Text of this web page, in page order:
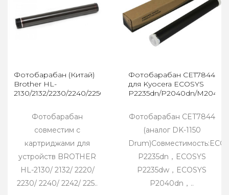
Фотобарабан (Китай)
Brother HL-
2130/2132/2230/2240/2250/2270/2280
Фотобарабан
совместим с
картриджами для
устройств BROTHER
HL-2130/ 2132/ 2220/
2230/ 2240/ 2242/ 225..
Фотобарабан CET7844
для Kyocera ECOSYS
P2235dn/P2040dn/
Фотобарабан CET7844
(аналог DK-1150
P2235dn，ECOSYS
P2235dw，ECOSYS
P2040dn，..